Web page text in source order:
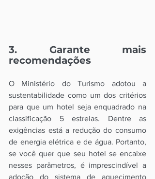
3. Garante mais
recomendações
O Ministério do Turismo adotou a
sustentabilidade como um dos critérios
para que um hotel seja enquadrado na
classificação 5 estrelas. Dentre as
exigências está a redução do consumo
de energia elétrica e de água. Portanto,
se você quer que seu hotel se encaixe
nesses parâmetros, é imprescindível a
adoção do sistema de aquecimento